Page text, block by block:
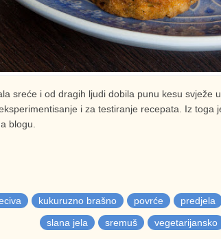
sreće i od dragih ljudi dobila punu kesu svježe
i za testiranje recepata. Iz toga
blogu.
kukuruzno brašno povrće predjela
slana jela
sremuš vegetarijansko